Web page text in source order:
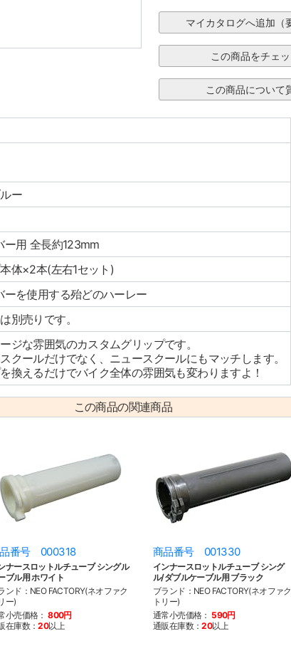
ー
ー用 全長約123mm
体×2本(左右1セット)
ーを使用する殆どのハーレー
別売りです。
ジな雰囲気のカスタムグリップです。
クールだけでなく、ニュースクールにもマッチします。
換えるだけでバイク全体の雰囲気も変わりますよ！
この商品の関連商品
番号 000318
ナースロットルチューブ シングル
ブル用 ホワイト
ンド：NEO FACTORY(ネオファク
ー)
小売価格： 800円
在庫数：20以上
商品番号 001330
インナースロットルチューブ シング
ル/ダブルケーブル用 ブラック
ブランド：NEO FACTORY(ネオファク
トリー)
通常小売価格： 590円
通販在庫数：20以上